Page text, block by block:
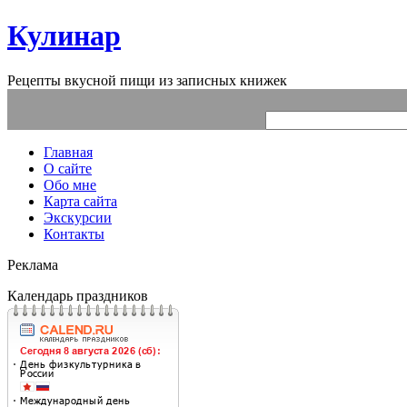
Кулинар
Рецепты вкусной пищи из записных книжек
Главная
О сайте
Обо мне
Карта сайта
Экскурсии
Контакты
Реклама
Календарь праздников